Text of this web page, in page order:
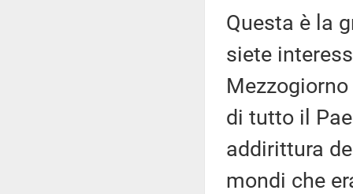
Questa è la
siete
di tutto il
addirittura
mondi che